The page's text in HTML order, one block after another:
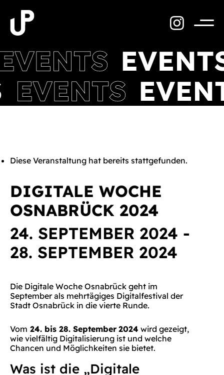
Inhalt
springen
Diese Veranstaltung hat bereits stattgefunden.
DIGITALE WOCHE
OSNABRÜCK 2024
24. SEPTEMBER 2024 -
28. SEPTEMBER 2024
Die Digitale Woche Osnabrück geht im
September als mehrtägiges Digitalfestival der
Stadt Osnabrück in die vierte Runde.
Vom 24. bis 28. September 2024 wird gezeigt,
wie vielfältig Digitalisierung ist und welche
Chancen und Möglichkeiten sie bietet.
Was ist die „Digitale